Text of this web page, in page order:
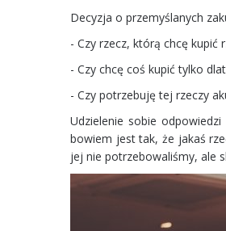
Decyzja o przemyślanych
- Czy rzecz, którą chcę kupić
- Czy chcę coś kupić tylko
- Czy potrzebuję tej rzeczy
Udzielenie sobie
bowiem jest tak, że jakaś
jej nie potrzebowaliśmy, ale